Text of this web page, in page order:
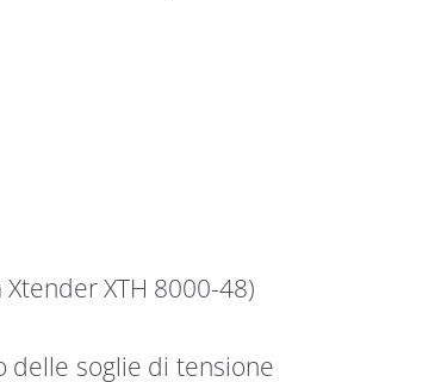
XTH 8000-48)
delle soglie di tensione